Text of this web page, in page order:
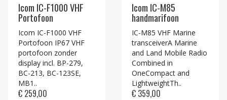
Icom IC-F1000 VHF
Portofoon
Icom IC-F1000 VHF
Portofoon IP67 VHF
portofoon zonder
display incl. BP-279,
BC-213, BC-123SE,
MB1..
€ 259,00
Icom IC-M85
handmarifoon
IC-M85 VHF Marine
transceiverA Marine
and Land Mobile Radio
Combined in
OneCompact and
LightweightTh..
€ 359,00